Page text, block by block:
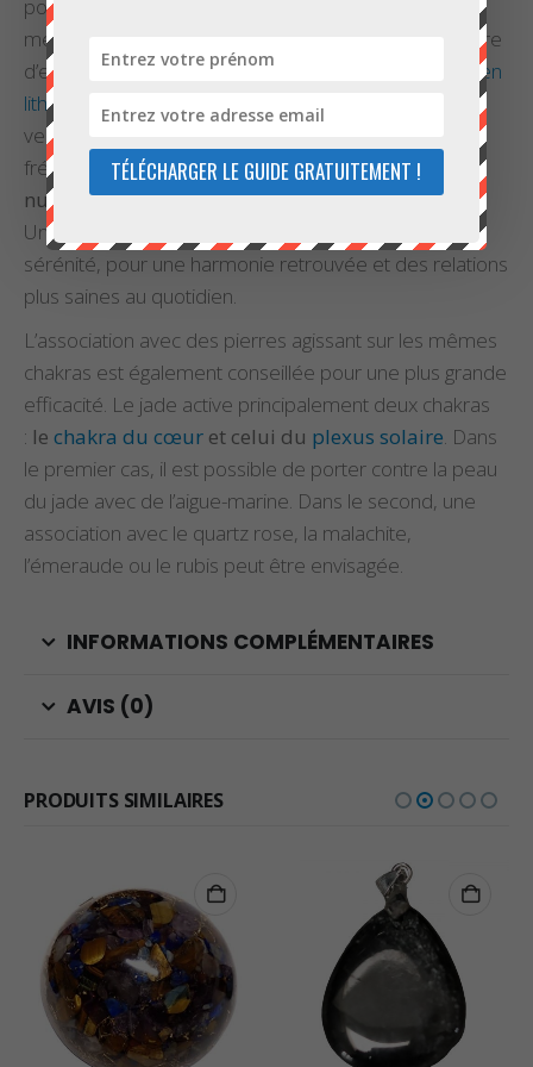
possible de tirer le meilleur de chaque cristal en le
mettant en rapport avec d’autres éléments en mesure
d’en exalter les bienfaits. L’importance des
couleurs en
lithothérapie
n’est plus à prouver. Le jade de couleur
verte, le plus courant, va ainsi être mis en relation
fréquemment avec despierres possédant des
nuances proches comme l’agate et la tourmaline.
Un tel ensemble permet d’assurer équilibre et
sérénité, pour une harmonie retrouvée et des relations
plus saines au quotidien.
L’association avec des pierres agissant sur les mêmes
chakras est également conseillée pour une plus grande
efficacité. Le jade active principalement deux chakras
: le chakra du cœur et celui du plexus solaire. Dans
le premier cas, il est possible de porter contre la peau
du jade avec de l’aigue-marine. Dans le second, une
association avec le quartz rose, la malachite,
l’émeraude ou le rubis peut être envisagée.
INFORMATIONS COMPLÉMENTAIRES
AVIS (0)
PRODUITS SIMILAIRES
TÉLÉCHARGER LE GUIDE GRATUITEMENT !